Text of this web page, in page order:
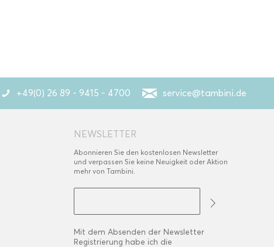
+49(0) 26 89 - 9415 - 4700 service@tambini.de
NEWSLETTER
Abonnieren Sie den kostenlosen Newsletter
und verpassen Sie keine Neuigkeit oder Aktion
mehr von Tambini.
Mit dem Absenden der Newsletter
Registrierung habe ich die